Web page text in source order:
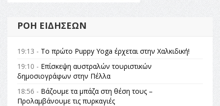
ΡΟΉ ΕΙΔΉΣΕΩΝ
19:13 - Το πρώτο Puppy Yoga έρχεται στην Χαλκιδική!
19:10 - Επίσκεψη αυστραλών τουριστικών
δημοσιογράφων στην Πέλλα
18:56 - Βάζουμε τα μπάζα στη θέση τους –
Προλαμβάνουμε τις πυρκαγιές